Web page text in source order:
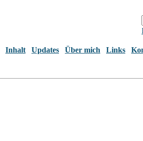
Inhalt Updates Über mich Links